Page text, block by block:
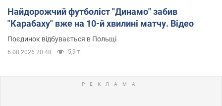
Найдорожчий футболіст "Динамо" забив
"Карабаху" вже на 10-й хвилині матчу. Відео
Поєдинок відбувається в Польщі
6.08.2026 20:48 5,9 т.